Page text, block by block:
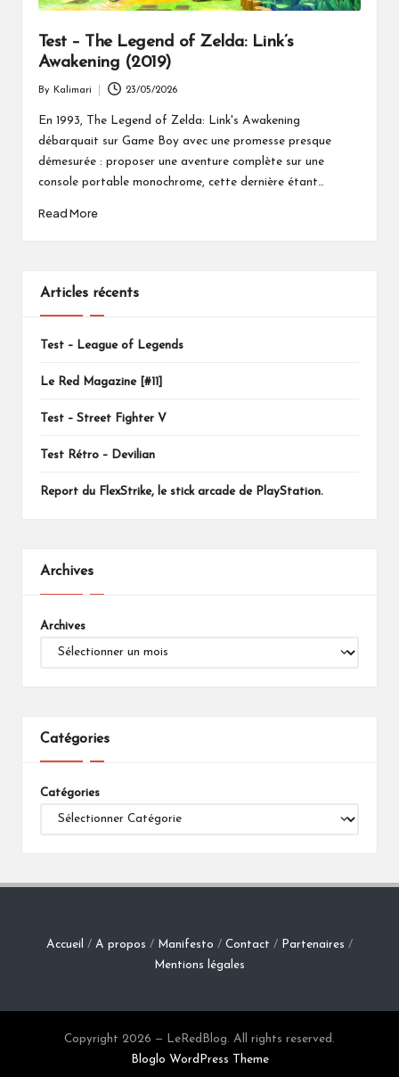
Test – The Legend of Zelda: Link’s
Awakening (2019)
Posted
by
By Kalimari 23/05/2026
En 1993, The Legend of Zelda: Link's Awakening
débarquait sur Game Boy avec une promesse presque
démesurée : proposer une aventure complète sur une
console portable monochrome, cette dernière étant…
Read More
Articles récents
Test – League of Legends
Le Red Magazine [#11]
Test – Street Fighter V
Test Rétro – Devilian
Report du FlexStrike, le stick arcade de PlayStation.
Archives
Archives
Catégories
Catégories
Accueil / A propos / Manifesto / Contact / Partenaires /
Mentions légales
Copyright 2026 — LeRedBlog. All rights reserved.
Bloglo WordPress Theme